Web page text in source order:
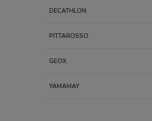
DECATHLON
PITTAROSSO
GEOX
YAMAMAY